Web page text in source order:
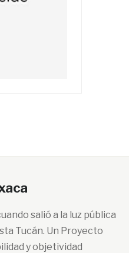
salió a la luz pública
Tucán. Un Proyecto
y objetividad